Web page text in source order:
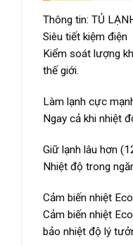
Thông tin: TỦ
Siêu tiết kiệm điện
Kiểm soát lượng
thế giới.
Làm lạnh cực
Ngay cả khi nhiệt
Giữ lạnh lâu hơn
Nhiệt độ trong
Cảm biến nhiệt Eco
Cảm biến nhiệt
bảo nhiệt độ lý